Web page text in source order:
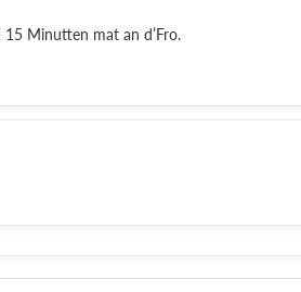
15 Minutten mat an d’Fro.